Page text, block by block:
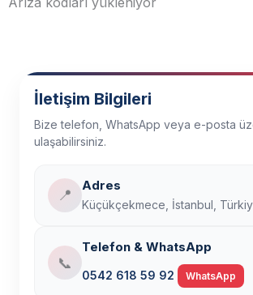
İletişim Bilgileri
Bize telefon, WhatsApp veya e-posta
ulaşabilirsiniz.
📍
Adres
Küçükçekmece, İstanbul,
📞
Telefon & WhatsApp
0542 618 59 92 WhatsApp